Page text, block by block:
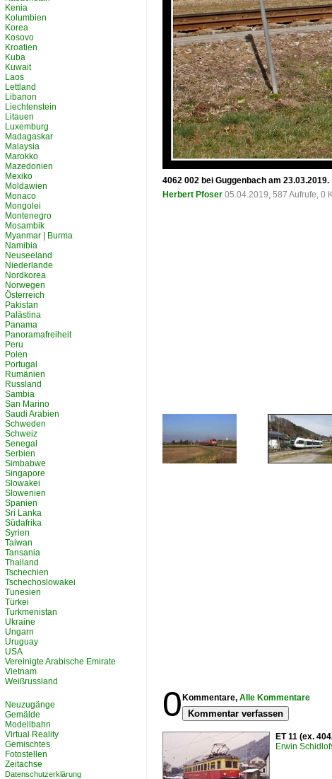
4062 002 bei Guggenbach am 23.03.2019.
Herbert Pfoser 05.04.2019, 587 Aufrufe, 0
0 Kommentare, Alle Kommentare
Kommentar verfassen
ET 11 (ex.
Erwin
Kenia
Kolumbien
Korea
Kosovo
Kroatien
Kuba
Kuwait
Laos
Lettland
Libanon
Liechtenstein
Litauen
Luxemburg
Madagaskar
Malaysia
Marokko
Mazedonien
Mexiko
Moldawien
Monaco
Mongolei
Montenegro
Mosambik
Myanmar | Burma
Namibia
Neuseeland
Niederlande
Nordkorea
Norwegen
Österreich
Pakistan
Palästina
Panama
Panoramafreiheit
Peru
Polen
Portugal
Rumänien
Russland
Sambia
San Marino
Saudi Arabien
Schweden
Schweiz
Senegal
Serbien
Simbabwe
Singapore
Slowakei
Slowenien
Spanien
Sri Lanka
Südafrika
Syrien
Taiwan
Tansania
Thailand
Tschechien
Tschechoslowakei
Tunesien
Türkei
Turkmenistan
Ukraine
Ungarn
Uruguay
USA
Vereinigte Arabische Emirate
Vietnam
Weißrussland
Neuzugänge
Gemälde
Modellbahn
Virtual Reality
Gemischtes
Fotostellen
Zeitachse
Datenschutzerklärung